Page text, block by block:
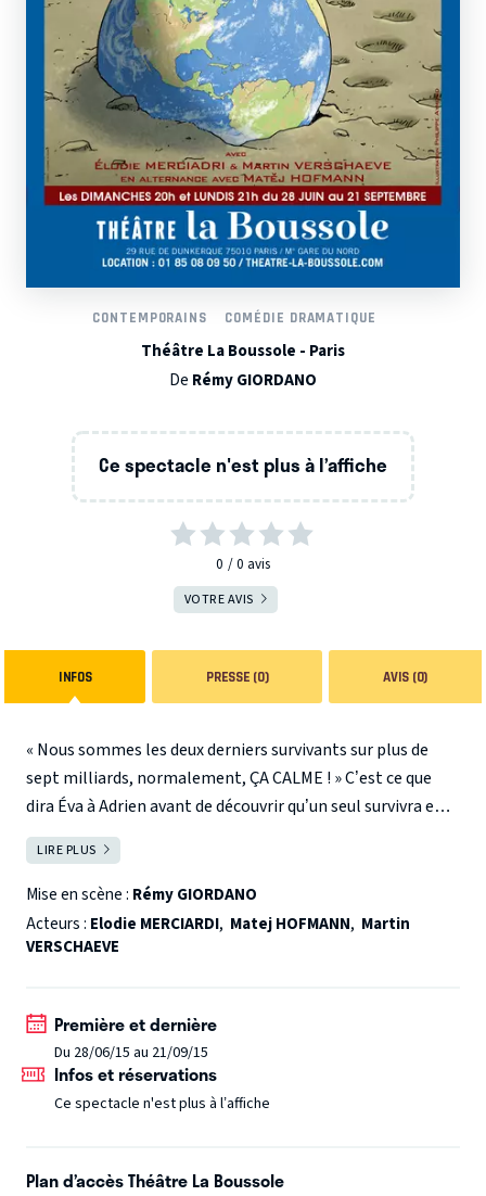
CONTEMPORAINS COMÉDIE DRAMATIQUE
Théâtre La Boussole - Paris
De Rémy GIORDANO
Ce spectacle n'est plus à l’affiche
0 0 avis
VOTRE AVIS
INFOS PRESSE (0) AVIS (0)
« Nous sommes les deux derniers survivants sur plus de
sept milliards, normalement, ÇA CALME ! » C’est ce que
dira Éva à Adrien avant de découvrir qu’un seul survivra en
accomplissant une ultime mission pour l’humanité. Deux
quidams piégés par l’ironie du sort, mais qui ont tout pour
représenter les parts d’ombre et de lumière de l’humanité.
Colère, empathie, cruauté, séduction... Le but est de sauver
sa peau. L’enjeu fait terriblement écho à l’absurdité de la
nouvelle, mais très réelle pour Éva et Adrien. Sur un ton
sarcastique, « le jouet abandonné » est avant tout une
pièce qui parle de la nature humaine.
LIRE PLUS
Mise en scène : Rémy GIORDANO
Acteurs : Elodie MERCIARDI, Matej HOFMANN, Martin
VERSCHAEVE
Première et dernière
Du 28/06/15 au 21/09/15
Infos et réservations
Ce spectacle n'est plus à l’affiche
Plan d’accès Théâtre La Boussole